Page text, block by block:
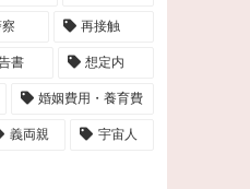
再接触
書 想定内
婚姻費用・養育費
義両親 宇宙人